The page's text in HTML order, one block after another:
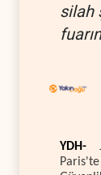
silah
YDH-